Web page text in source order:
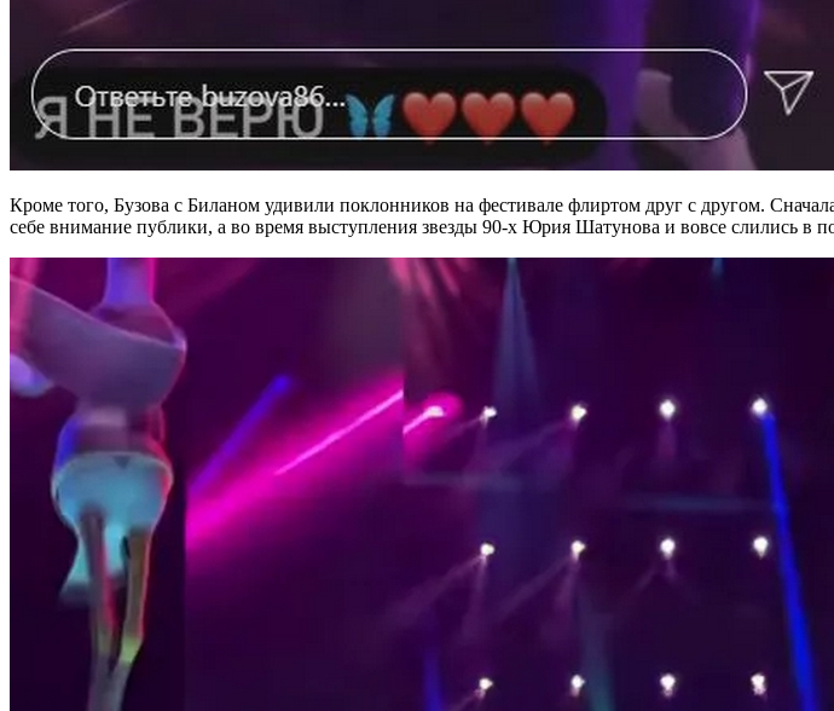
Кроме того, Бузова с Биланом удивили поклонников на фестивале флиртом друг с другом.
себе внимание публики, а во время выступления звезды 90-х Юрия Шатунова и вовсе слились в